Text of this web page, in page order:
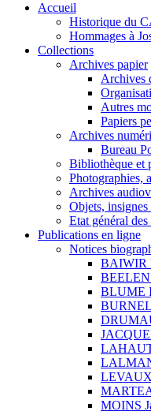
Accueil
Historique du
Hommages à
Collections
Archives papier
Archives
Autres
Papiers
Archives
Bureau
Bibliothèque et
Photographies,
Archives
Objets, insignes
Etat général
Publications en ligne
Notices
BAIWIR
BEELEN
BLUME
MOINS